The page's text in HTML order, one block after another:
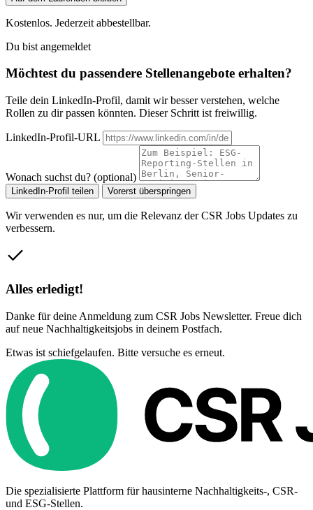
Kostenlos. Jederzeit abbestellbar.
Du bist angemeldet
Möchtest du passendere Stellenangebote erhalten?
Teile dein LinkedIn-Profil, damit wir besser verstehen, welche
Rollen zu dir passen könnten. Dieser Schritt ist freiwillig.
LinkedIn-Profil-URL
Wonach suchst du? (optional)
LinkedIn-Profil teilen Vorerst überspringen
Wir verwenden es nur, um die Relevanz der CSR Jobs Updates zu
verbessern.
Alles erledigt!
Danke für deine Anmeldung zum CSR Jobs Newsletter. Freue dich
auf neue Nachhaltigkeitsjobs in deinem Postfach.
Etwas ist schiefgelaufen. Bitte versuche es erneut.
Die spezialisierte Plattform für hausinterne Nachhaltigkeits-, CSR-
und ESG-Stellen.